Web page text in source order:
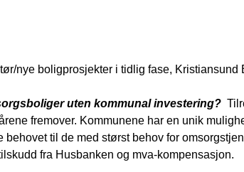
nye boligprosjekter i tidlig fase, Kristiansund
uten kommunal investering?
fremover. Kommunene har en unik
til de med størst behov for
fra Husbanken og mva-kompensasjon.